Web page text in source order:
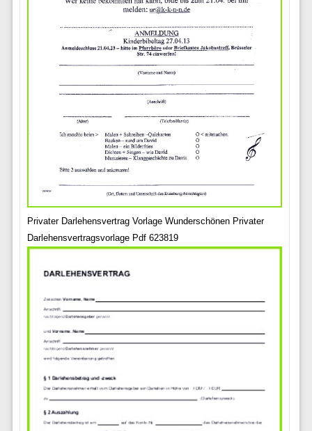
Privater Darlehensvertrag Vorlage Wunderschönen Privater
Darlehensvertragsvorlage Pdf 623819